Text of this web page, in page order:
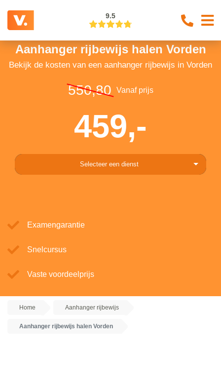
9.5
Aanhanger rijbewijs halen Vorden
Bekijk de kosten van een aanhanger rijbewijs in Vorden
550,80 Vanaf prijs
459,-
Selecteer een dienst
Examengarantie
Snelcursus
Vaste voordeelprijs
Home Aanhanger rijbewijs
Aanhanger rijbewijs halen Vorden